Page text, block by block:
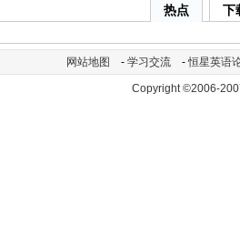
热点 下
网站地图 - 学习交流 -恒星英语
Copyright ©2006-